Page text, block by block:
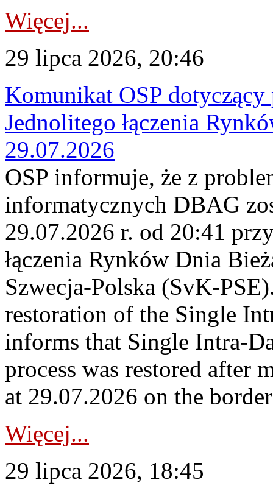
Więcej...
29 lipca 2026, 20:46
Komunikat OSP
Jednolitego łączenia
29.07.2026
OSP informuje, że z
informatycznych DBAG
29.07.2026 r. od 20:41
łączenia Rynków Dnia
Szwecja-Polska (SvK-
restoration of the Single
informs that Single Intra-
process was restored after
at 29.07.2026 on the
Więcej...
29 lipca 2026, 18:45